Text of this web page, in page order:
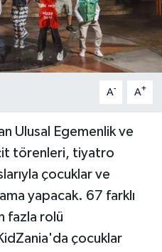
A- A+
Ulusal Egemenlik ve
törenleri, tiyatro
çocuklar ve
yapacak. 67 farklı
fazla rolü
çocuklar